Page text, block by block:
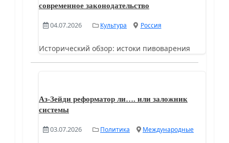
современное законодательство
04.07.2026 Культура Россия
Исторический обзор: истоки пивоварения
Аз-Зейди реформатор ли…. или заложник
системы
03.07.2026 Политика Международные